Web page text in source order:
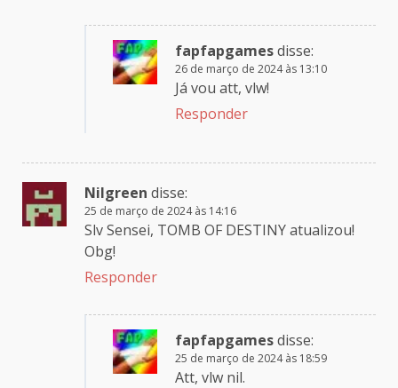
fapfapgamesdisse:
26 de março de 2024 às 13:10
Já vou att, vlw!
Responder
Nilgreen disse:
25 de março de 2024 às 14:16
Slv Sensei, TOMB OF DESTINY atualizou!
Obg!
Responder
fapfapgamesdisse:
25 de março de 2024 às 18:59
Att, vlw nil.